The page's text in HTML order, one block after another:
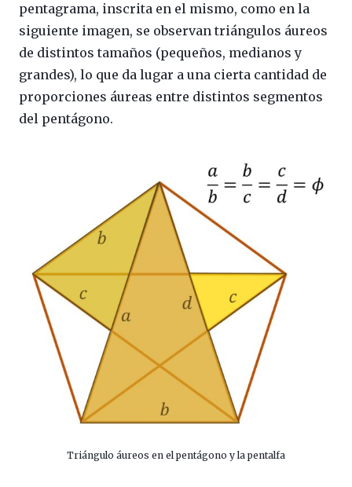
pentagrama, inscrita en el mismo, como en la
siguiente imagen, se observan triángulos áureos
de distintos tamaños (pequeños, medianos y
grandes), lo que da lugar a una cierta cantidad de
proporciones áureas entre distintos segmentos
del pentágono.
Triángulo áureos en el pentágono y la pentalfa